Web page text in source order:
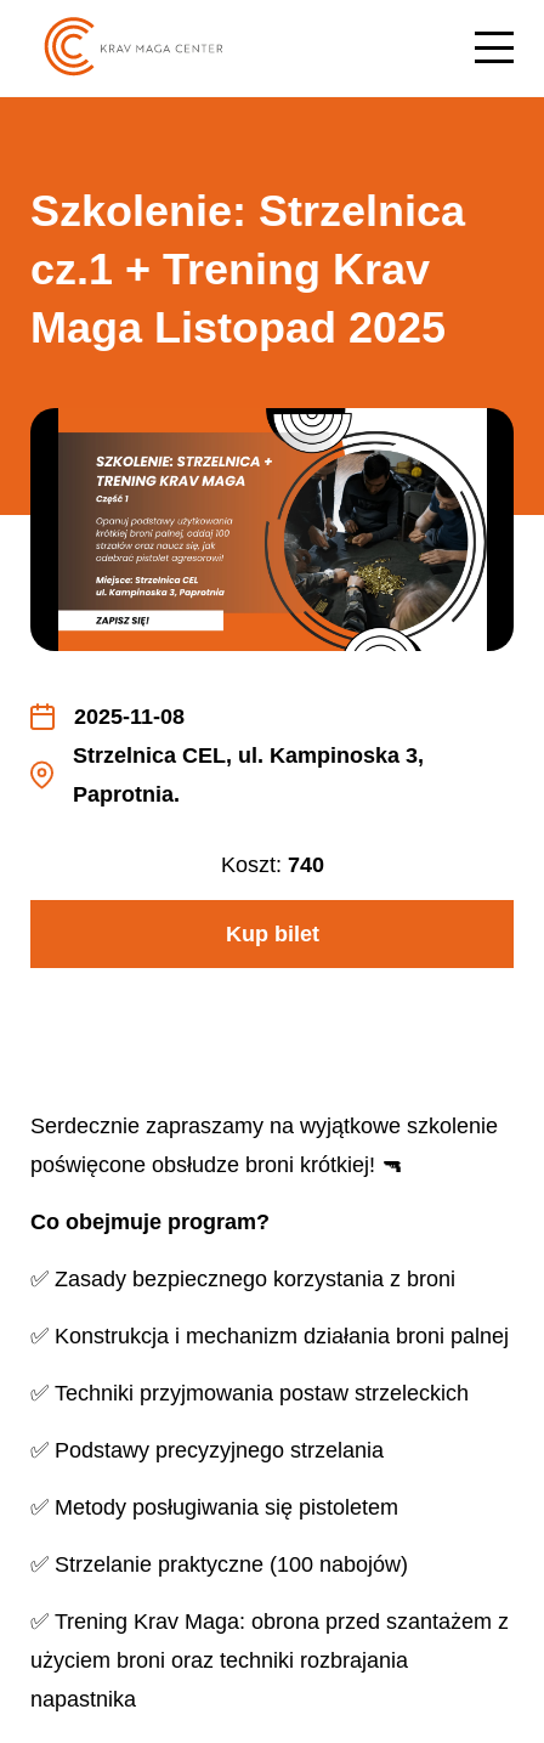
Szkolenie: Strzelnica
cz.1 + Trening Krav
Maga Listopad 2025
2025-11-08
Strzelnica CEL, ul. Kampinoska 3,
Paprotnia.
Koszt: 740
Kup bilet
Serdecznie zapraszamy na wyjątkowe szkolenie
poświęcone obsłudze broni krótkiej! 🔫
Co obejmuje program?
✅ Zasady bezpiecznego korzystania z broni
✅ Konstrukcja i mechanizm działania broni palnej
✅ Techniki przyjmowania postaw strzeleckich
✅ Podstawy precyzyjnego strzelania
✅ Metody posługiwania się pistoletem
✅ Strzelanie praktyczne (100 nabojów)
✅ Trening Krav Maga: obrona przed szantażem z
użyciem broni oraz techniki rozbrajania
napastnika